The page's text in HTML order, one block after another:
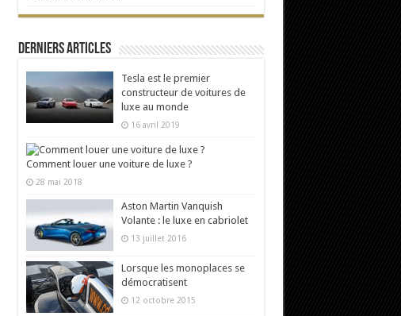
Derniers articles
Tesla est le premier
constructeur de voitures de
luxe au monde
16 avril 2019
Comment louer une voiture de luxe ?
28 mai 2018
Aston Martin Vanquish
Volante : le luxe en cabriolet
13 juillet 2016
Lorsque les monoplaces se
démocratisent
12 octobre 2015